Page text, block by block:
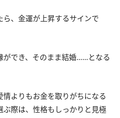
、金運が上昇するサインで
ができ、そのまま結婚……となる
よりもお金を取りがちになる
ぶ際は、性格もしっかりと見極